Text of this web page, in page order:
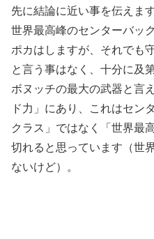
先に結論に近い事を伝えま
世界最高峰のセンターバッ
ポカはしますが、それでも
と言う事はなく、十分に及
ボヌッチの最大の武器と言
ド力」にあり、これはセン
クラス」ではなく「世界最
切れると思っています（世
ないけど）。